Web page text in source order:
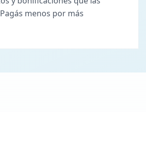
menos por más